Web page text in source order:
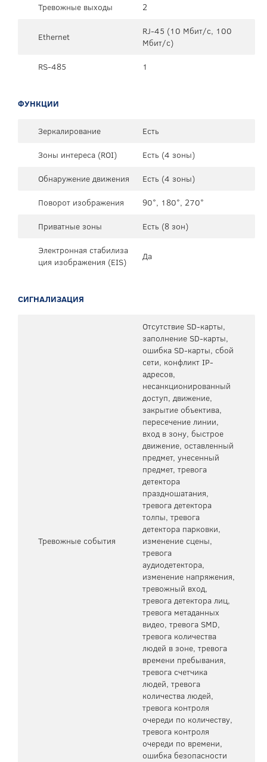
Тревожные выходы
2
Ethernet
RJ-45 (10 Мбит/с, 100
Мбит/с)
RS-485
1
ФУНКЦИИ
Зеркалирование
Есть
Зоны интереса (ROI)
Есть (4 зоны)
Обнаружение движения
Есть (4 зоны)
Поворот изображения
90°, 180°, 270°
Приватные зоны
Есть (8 зон)
Электронная стабилиза
ция изображения (EIS)
Да
СИГНАЛИЗАЦИЯ
Тревожные события
Отсутствие SD-карты,
заполнение SD-карты,
ошибка SD-карты, сбой
сети, конфликт IP-
адресов,
несанкционированный
доступ, движение,
закрытие объектива,
пересечение линии,
вход в зону, быстрое
движение, оставленный
предмет, унесенный
предмет, тревога
детектора
праздношатания,
тревога детектора
толпы, тревога
детектора парковки,
изменение сцены,
тревога
аудиодетектора,
изменение напряжения,
тревожный вход,
тревога детектора лиц,
тревога метаданных
видео, тревога SMD,
тревога количества
людей в зоне, тревога
времени пребывания,
тревога счетчика
людей, тревога
количества людей,
тревога контроля
очереди по количеству,
тревога контроля
очереди по времени,
ошибка безопасности